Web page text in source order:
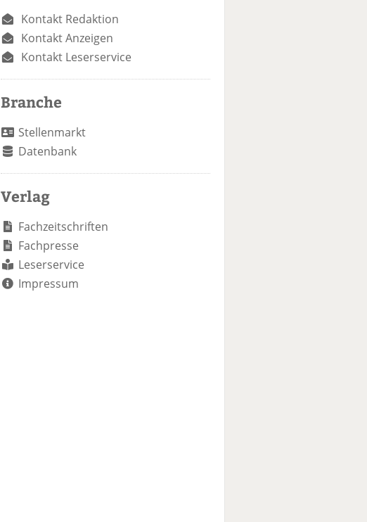
Kontakt Redaktion
Kontakt Anzeigen
Kontakt Leserservice
Branche
Stellenmarkt
Datenbank
Verlag
Fachzeitschriften
Fachpresse
Leserservice
Impressum